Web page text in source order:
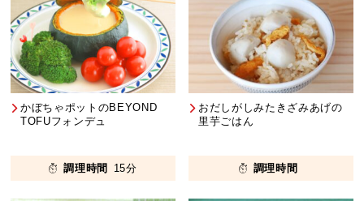
かぼちゃポットのBEYOND
TOFUフォンデュ
調理時間 15分
おだしがしみたきざみあげの
⾥芋ごはん
調理時間